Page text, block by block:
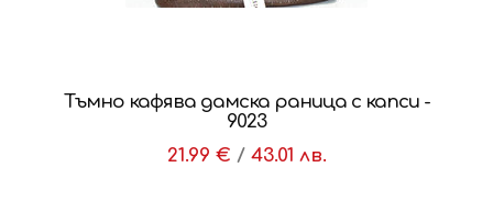
Тъмно кафява дамска раница с капси -
9023
21.99 € / 43.01 лв.